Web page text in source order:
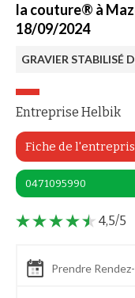
la couture® à
18/09/2024
GRAVIER STABILISÉ
Entreprise Helbik
Fiche de
0471095990
4,5/5
Prendre